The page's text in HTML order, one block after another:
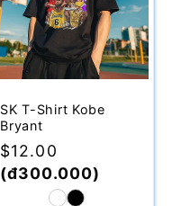
SK T-Shirt Kobe
Bryant
Giá
thông
thường
$12.00
(đ300.000)